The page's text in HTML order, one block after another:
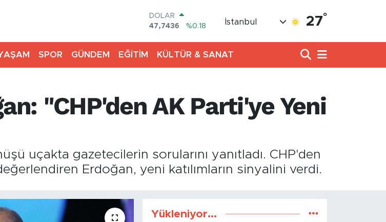
DOLAR
47,7436
%0.18
STERLİN
64,4811
%0.38
BİST100
13.779
%-14
İstanbul 27°
SPOR GÜNDEM EĞİTİM KÜLTÜR & SANAT
"CHP'den AK Parti'ye Yeni
uçakta gazetecilerin sorularını yanıtladı. CHP'den
Erdoğan, yeni katılımların sinyalini verdi.
Yükleniyor...